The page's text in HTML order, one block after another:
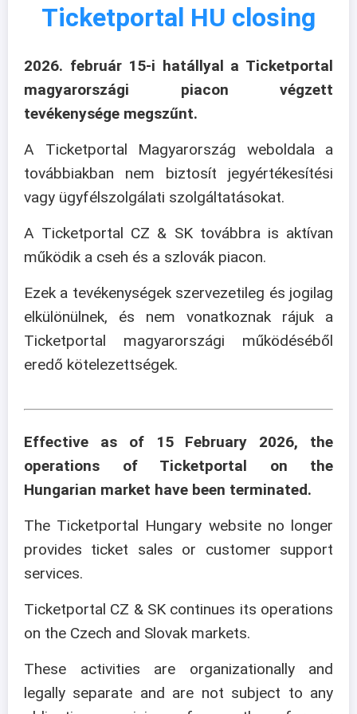
Ticketportal HU closing
2026. február 15-i hatállyal a Ticketportal
magyarországi piacon végzett
tevékenysége megszűnt.
A Ticketportal Magyarország weboldala a
továbbiakban nem biztosít jegyértékesítési
vagy ügyfélszolgálati szolgáltatásokat.
A Ticketportal CZ & SK továbbra is aktívan
működik a cseh és a szlovák piacon.
Ezek a tevékenységek szervezetileg és jogilag
elkülönülnek, és nem vonatkoznak rájuk a
Ticketportal magyarországi működéséből
eredő kötelezettségek.
Effective as of 15 February 2026, the
operations of Ticketportal on the
Hungarian market have been terminated.
The Ticketportal Hungary website no longer
provides ticket sales or customer support
services.
Ticketportal CZ & SK continues its operations
on the Czech and Slovak markets.
These activities are organizationally and
legally separate and are not subject to any